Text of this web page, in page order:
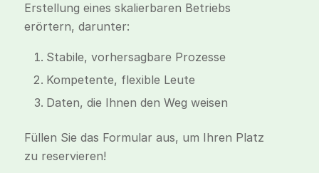
Erstellung eines skalierbaren Betriebs
erörtern, darunter:
Stabile, vorhersagbare Prozesse
Kompetente, flexible Leute
Daten, die Ihnen den Weg weisen
Füllen Sie das Formular aus, um Ihren Platz
zu reservieren!